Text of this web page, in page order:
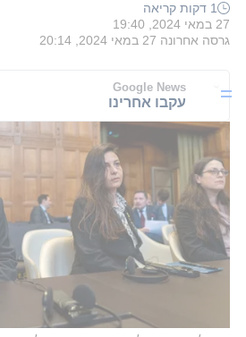
1 דקות קריאה
27 במאי 2024, 19:40
גרסה אחרונה 27 במאי 2024, 20:14
Google News
עקבו אחרינו